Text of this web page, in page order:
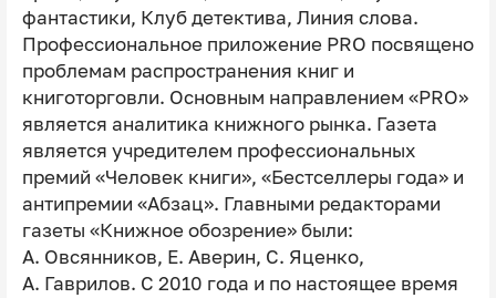
фантастики, Клуб детектива, Линия слова.
Профессиональное приложение PRO посвящено
проблемам распространения книг и
книготорговли. Основным направлением «PRO»
является аналитика книжного рынка. Газета
является учредителем профессиональных
премий «Человек книги», «Бестселлеры года» и
антипремии «Абзац». Главными редакторами
газеты «Книжное обозрение» были:
А. Овсянников, Е. Аверин, С. Яценко,
А. Гаврилов. С 2010 года и по настоящее время